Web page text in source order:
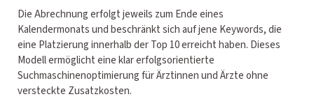
Die Abrechnung erfolgt jeweils zum Ende eines
Kalendermonats und beschränkt sich auf jene Keywords, die
eine Platzierung innerhalb der Top 10 erreicht haben. Dieses
Modell ermöglicht eine klar erfolgsorientierte
Suchmaschinenoptimierung für Ärztinnen und Ärzte ohne
versteckte Zusatzkosten.